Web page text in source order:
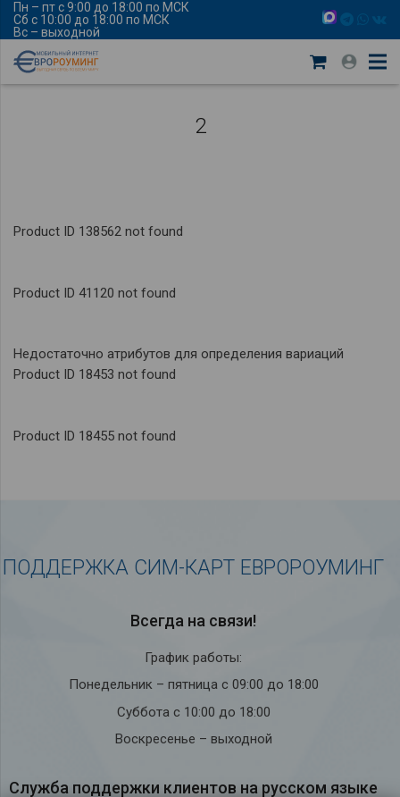
Пн – пт с 9:00 до 18:00 по МСК
Сб с 10:00 до 18:00 по МСК
Вс – выходной
2
Product ID 138562 not found
Product ID 41120 not found
Недостаточно атрибутов для определения вариаций
Product ID 18453 not found
Product ID 18455 not found
ПОДДЕРЖКА СИМ-КАРТ ЕВРОРОУМИНГ
Всегда на связи!
График работы:
Понедельник – пятница с 09:00 до 18:00
Суббота с 10:00 до 18:00
Воскресенье – выходной
Служба под­держки кли­ен­тов на рус­ском языке